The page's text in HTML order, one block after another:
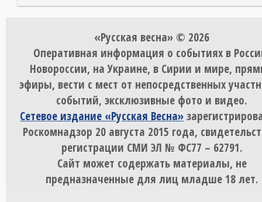
«Русская весна» © 2026
Оперативная информация о событиях в
Новороссии, на Украине, в Сирии и мире,
эфиры, вести с мест от непосредственных
событий, эксклюзивные фото и видео.
Сетевое издание «Русская Весна»
Роскомнадзор 20 августа 2015 года,
регистрации СМИ ЭЛ № ФС77 – 62791.
Сайт может содержать материалы, не
предназначенные для лиц младше 18 лет.